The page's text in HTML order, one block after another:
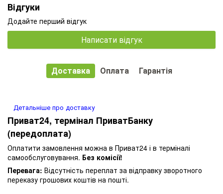
Відгуки
Додайте перший відгук
Написати відгук
Доставка Оплата Гарантія
Детальніше про доставку
Приват24, термінал ПриватБанку
(передоплата)
Оплатити замовлення можна в Приват24 і в терміналі
самообслуговування. Без комісії!
Перевага: Відсутність переплат за відправку зворотного
переказу грошових коштів на пошті.